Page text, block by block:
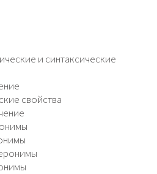
и синтаксические
свойства